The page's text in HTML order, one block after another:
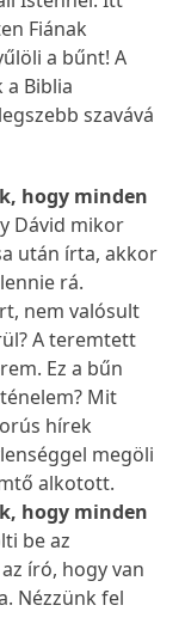
Fiának
a bűnt! A
Biblia
szavává
hogy minden
Dávid mikor
után írta, akkor
rá.
nem valósult
A teremtett
Ez a bűn
Mit
hírek
megöli
alkotott.
hogy minden
be az
író, hogy van
Nézzünk fel